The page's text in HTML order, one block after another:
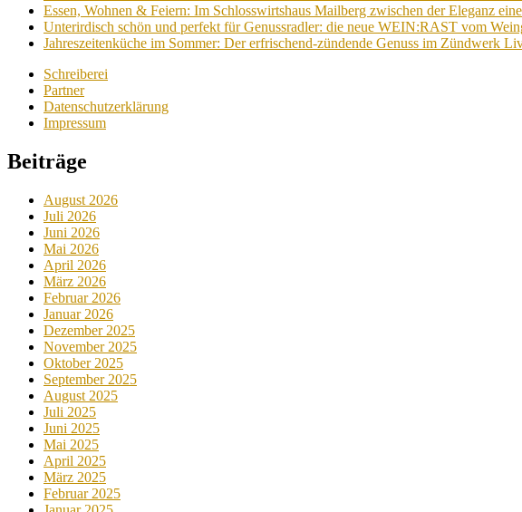
Essen, Wohnen & Feiern: Im Schlosswirtshaus Mailberg zwischen der Eleganz
Unterirdisch schön und perfekt für Genussradler: die neue WEIN:RAST vom
Jahreszeitenküche im Sommer: Der erfrischend-zündende Genuss im Zündwerk
Schreiberei
Partner
Datenschutzerklärung
Impressum
Beiträge
August 2026
Juli 2026
Juni 2026
Mai 2026
April 2026
März 2026
Februar 2026
Januar 2026
Dezember 2025
November 2025
Oktober 2025
September 2025
August 2025
Juli 2025
Juni 2025
Mai 2025
April 2025
März 2025
Februar 2025